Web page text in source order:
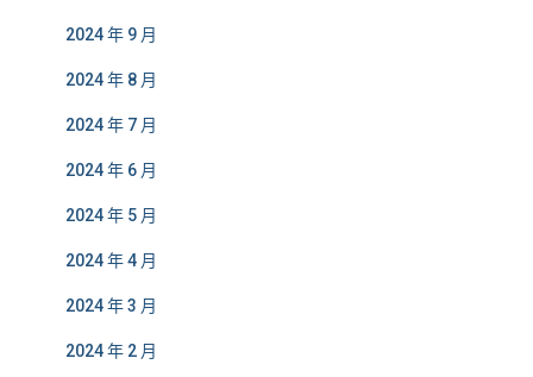
2024 年 9 月
2024 年 8 月
2024 年 7 月
2024 年 6 月
2024 年 5 月
2024 年 4 月
2024 年 3 月
2024 年 2 月